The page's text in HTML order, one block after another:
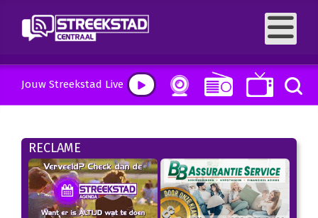
Jouw Streekstad Live
RECLAME